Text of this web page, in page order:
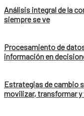
Análisis integral de la
siempre se ve
Procesamiento de
información en
Estrategias de cambio
movilizar, transformar y